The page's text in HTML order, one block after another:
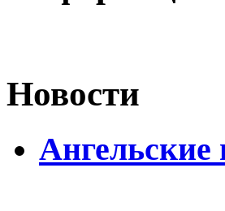
Новости
Ангельские